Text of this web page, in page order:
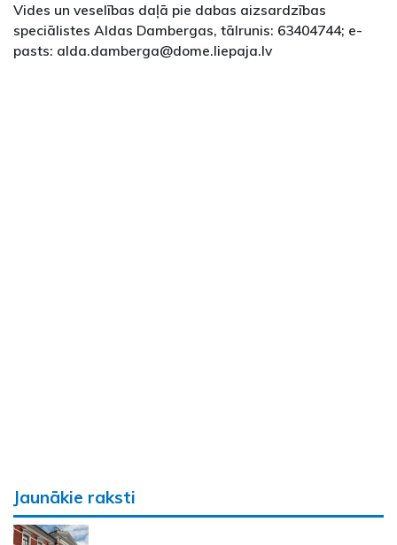
Vides un veselības daļā pie dabas aizsardzības
speciālistes Aldas Dambergas, tālrunis: 63404744; e-
pasts: alda.damberga@dome.liepaja.lv
Jaunākie raksti